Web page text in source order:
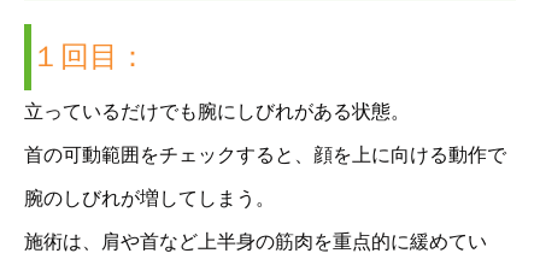
１回目：
立っているだけでも腕にしびれがある状態。
首の可動範囲をチェックすると、顔を上に向ける動作で
腕のしびれが増してしまう。
施術は、肩や首など上半身の筋肉を重点的に緩めてい